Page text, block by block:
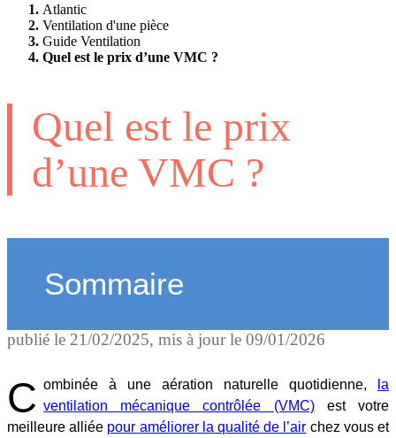
Atlantic
Ventilation d'une pièce
Guide Ventilation
Quel est le prix d’une VMC ?
Quel est le prix
d’une VMC ?
Sommaire
publié le 21/02/2025, mis à jour le 09/01/2026
C ombinée à une aération naturelle quotidienne,
la
ventilation mécanique contrôlée (VMC)est votre
meilleure alliée pour améliorer la qualité de l’air chez vous et